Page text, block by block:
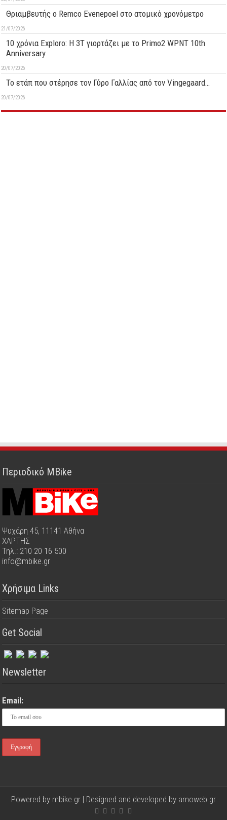
Θριαμβευτής ο Remco Evenepoel στο ατομικό χρονόμετρο
21/07/2026
10 χρόνια Exploro: Η 3T γιορτάζει με το Primo2 WPNT 10th
Anniversary
20/07/2026
Το ετάπ που στέρησε τον Γύρο Γαλλίας από τον Vingegaard…
20/07/2026
Περιοδικό MBike
Ψυχάρη 45, 11141 Αθήνα
ΧΑΡΤΗΣ
Τηλ.: 210 20 16 500
info@mbike.gr
Χρήσιμα Links
Sitemap Page
Get Social
Newsletter
Email:
Powered by mbike.gr | Designed and developed by amoweb.gr